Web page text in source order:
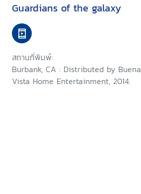
Guardians of the galaxy
สถานที่พิมพ์:
Burbank, CA : Distributed by Buena
Vista Home Entertainment, 2014.